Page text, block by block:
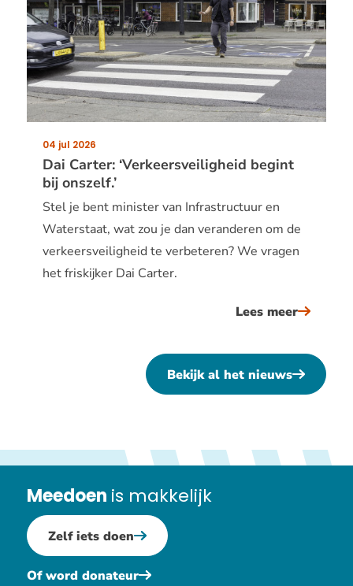
als
je
begrijpt
waarom
mensen
Dai Carter: ‘Verkeersveiligheid begint
bij onszelf.’
Publicatiedatum:
04 jul 2026
Stel je bent minister van Infrastructuur en
Waterstaat, wat zou je dan veranderen om de
verkeersveiligheid te verbeteren? We vragen
het friskijker Dai Carter.
Lees meerover
carter:
begint
Bekijk al het nieuws
Meedoen is makkelijk
Zelf iets doen
Of word donateur